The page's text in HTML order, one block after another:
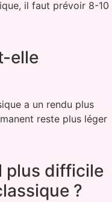
il faut prévoir 8-10
elle
a un rendu plus
reste plus léger
plus difficile
?